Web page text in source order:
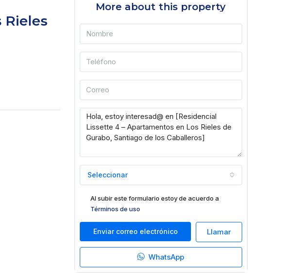
Rieles
More about this property
Seleccionar
Al subir este formulario estoy de acuerdo a
Términos de uso
Enviar correo electrónico Llamar
WhatsApp